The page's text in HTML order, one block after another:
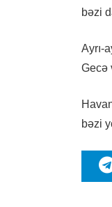
bəzi
Ayrı-
Gecə
bəzi